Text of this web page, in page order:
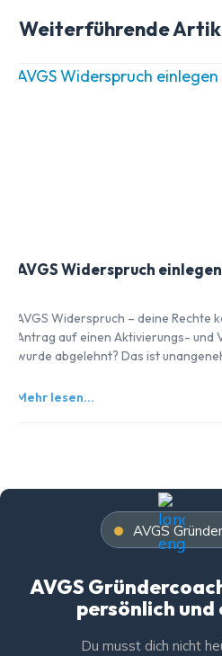
Weiterführende
AVGS Widerspruch einlegen
AVGS Widerspruch – deine Rechte
Antrag auf einen Aktivierungs- und
wurde abgelehnt? Das ist
Mehr lesen…
AVGS
AVGS
persönlich und
Du musst dich nicht